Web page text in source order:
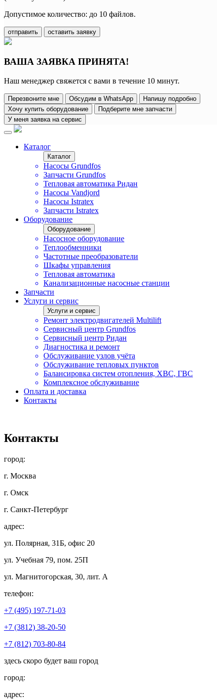
Допустимое количество: до 10 файлов.
отправить оставить заявку
ВАША ЗАЯВКА ПРИНЯТА!
Наш менеджер свяжется с вами в течение 10 минут.
Перезвоните мне Обсудим в WhatsApp
Напишу подробно
Хочу купить оборудование
Подберите мне запчасти
У меня заявка на сервис
Каталог
Каталог
Насосы Grundfos
Запчасти Grundfos
Тепловая автоматика Ридан
Насосы Vandjord
Насосы Istratex
Запчасти Istratex
Оборудование
Оборудование
Насосное оборудование
Теплообменники
Частотные преобразователи
Шкафы управления
Тепловая автоматика
Канализационные насосные станции
Запчасти
Услуги и сервис
Услуги и сервис
Ремонт электродвигателей Multilift
Сервисный центр Grundfos
Сервисный центр Ридан
Диагностика и ремонт
Обслуживание узлов учёта
Обслуживание тепловых пунктов
Балансировка систем отопления, ХВС, ГВС
Комплексное обслуживание
Оплата и доставка
Контакты
Контакты
город:
г. Москва
г. Омск
г. Санкт-Петербург
адрес:
ул. Полярная, 31Б, офис 20
ул. Учебная 79, пом. 25П
ул. Магнитогорская, 30, лит. А
телефон:
+7 (495) 197-71-03
+7 (3812) 38-20-50
+7 (812) 703-80-84
здесь скоро будет ваш город
город:
адрес: